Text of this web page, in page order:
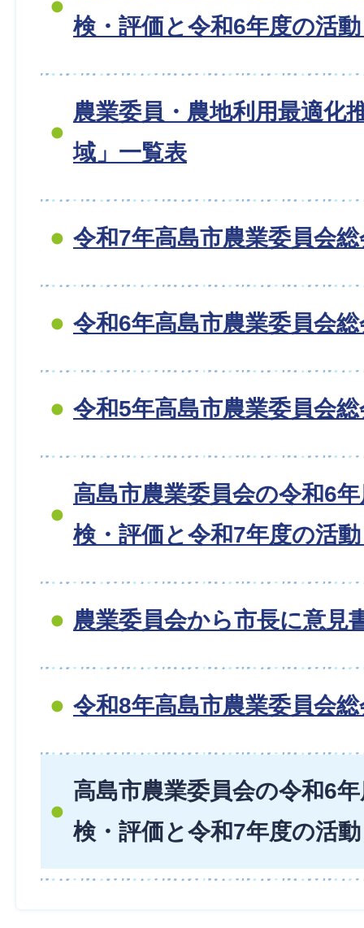
検・評価と令和6年度の活
農業委員・農地利用最適化
域」一覧表
令和7年高島市農業委員会
令和6年高島市農業委員会
令和5年高島市農業委員会
高島市農業委員会の令和6
検・評価と令和7年度の活
農業委員会から市長に意見
令和8年高島市農業委員会
高島市農業委員会の令和6
検・評価と令和7年度の活